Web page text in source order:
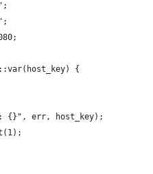
{
{}", err, host_key);